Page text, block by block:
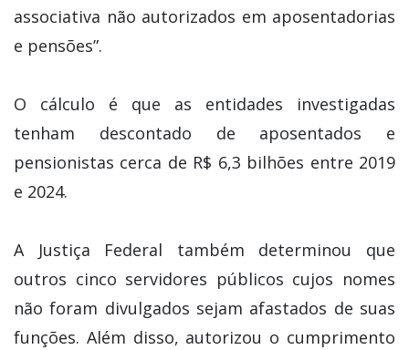
associativa não autorizados em aposentadorias
e pensões”.
O cálculo é que as entidades investigadas
tenham descontado de aposentados e
pensionistas cerca de R$ 6,3 bilhões entre 2019
e 2024.
A Justiça Federal também determinou que
outros cinco servidores públicos cujos nomes
não foram divulgados sejam afastados de suas
funções. Além disso, autorizou o cumprimento